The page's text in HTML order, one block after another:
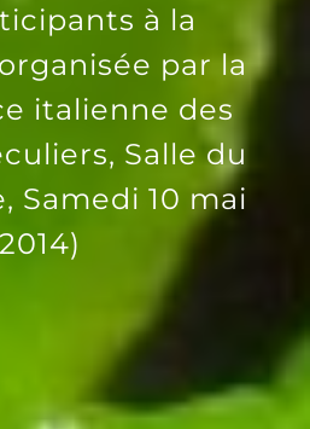
à la
par la
italienne des
Salle du
Samedi 10 mai
2014)